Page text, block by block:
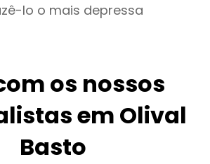
lo o mais depressa
os nossos
em Olival
Basto